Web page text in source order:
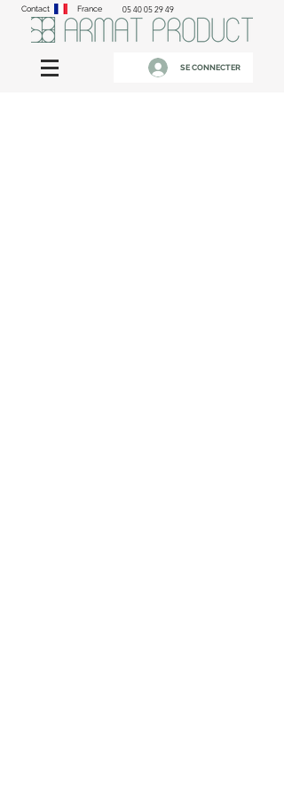
Contact France 05 40 05 29 49
SE CONNECTER